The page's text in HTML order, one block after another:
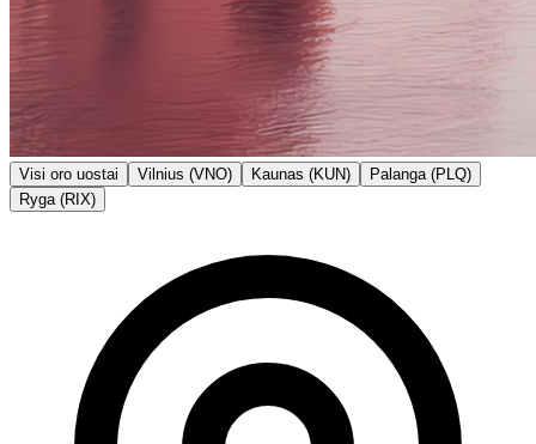
Visi oro uostai Vilnius (VNO) Kaunas (KUN)
Palanga (PLQ)
Ryga (RIX)